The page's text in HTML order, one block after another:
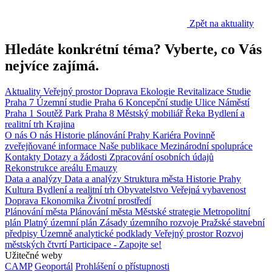
Zpět na aktuality
Hledáte konkrétní téma? Vyberte, co Vás
nejvíce zajímá.
Aktuality Veřejný prostorDoprava Ekologie Revitalizace Studie
Praha 7 Územní studie Praha 6 Koncepční studie Ulice Náměstí
Praha 1 Soutěž Park Praha 8 Městský mobiliářŘeka Bydlení a
realitní trh Krajina
O nás O nás Historie plánování Prahy Kariéra Povinně
zveřejňované informace Naše publikace Mezinárodní spolupráce
Kontakty Dotazy a žádosti Zpracování osobních údajů
Rekonstrukce areálu Emauzy
Data a analýzy Data a analýzy Struktura města Historie Prahy
Kultura Bydlení a realitní trh Obyvatelstvo Veřejná vybavenost
Doprava Ekonomika Životní prostředí
Plánování města Plánování města Městské strategie Metropolitní
plán Platný územní plán Zásady územního rozvoje Pražské stavební
předpisy Územně analytické podklady Veřejný prostorRozvoj
městských čtvrtíParticipace - Zapojte se!
Užitečné weby
CAMP Geoportál Prohlášení o přístupnosti